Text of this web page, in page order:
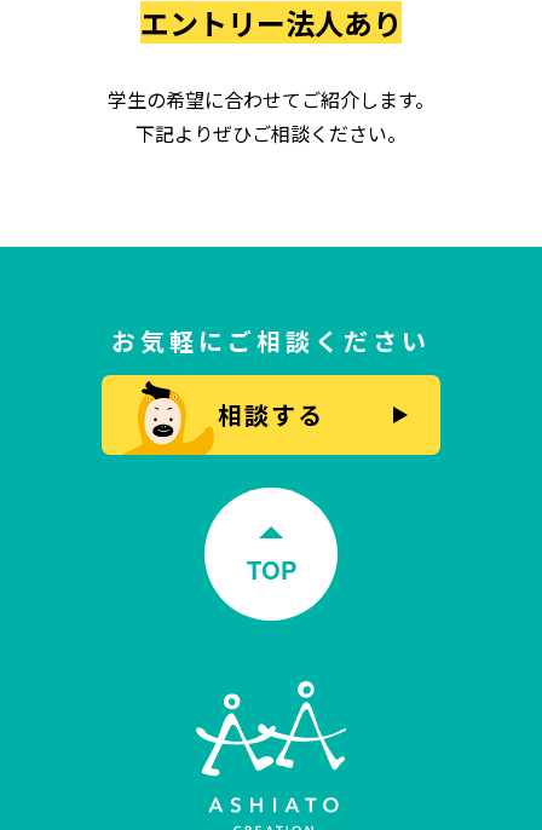
エントリー法人あり
学生の希望に合わせてご紹介します。
下記よりぜひご相談ください。
お気軽にご相談ください
相談する
TOP